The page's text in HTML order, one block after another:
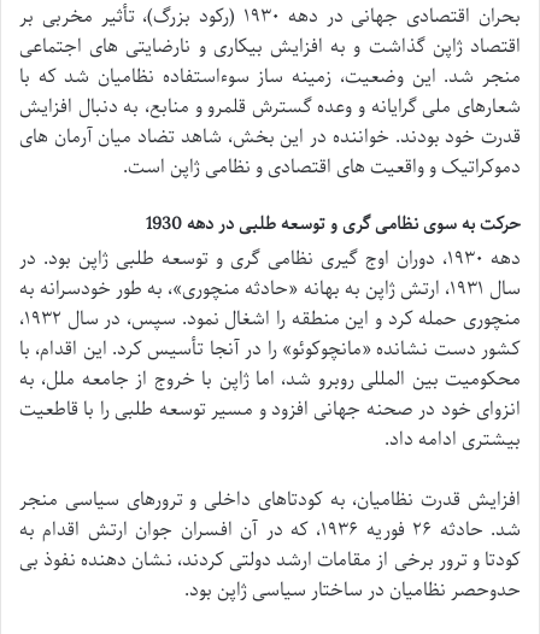
بحران اقتصادی جهانی در دهه ۱۹۳۰ (رکود بزرگ)، تأثیر مخربی بر
اقتصاد ژاپن گذاشت و به افزایش بیکاری و نارضایتی های اجتماعی
منجر شد. این وضعیت، زمینه ساز سوءاستفاده نظامیان شد که با
شعارهای ملی گرایانه و وعده گسترش قلمرو و منابع، به دنبال افزایش
قدرت خود بودند. خواننده در این بخش، شاهد تضاد میان آرمان های
دموکراتیک و واقعیت های اقتصادی و نظامی ژاپن است.
حرکت به سوی نظامی گری و توسعه طلبی در دهه 1930
دهه ۱۹۳۰، دوران اوج گیری نظامی گری و توسعه طلبی ژاپن بود. در
سال ۱۹۳۱، ارتش ژاپن به بهانه «حادثه منچوری»، به طور خودسرانه به
منچوری حمله کرد و این منطقه را اشغال نمود. سپس، در سال ۱۹۳۲،
کشور دست نشانده «مانچوکوئو» را در آنجا تأسیس کرد. این اقدام، با
محکومیت بین المللی روبرو شد، اما ژاپن با خروج از جامعه ملل، به
انزوای خود در صحنه جهانی افزود و مسیر توسعه طلبی را با قاطعیت
بیشتری ادامه داد.
افزایش قدرت نظامیان، به کودتاهای داخلی و ترورهای سیاسی منجر
شد. حادثه ۲۶ فوریه ۱۹۳۶، که در آن افسران جوان ارتش اقدام به
کودتا و ترور برخی از مقامات ارشد دولتی کردند، نشان دهنده نفوذ بی
حدوحصر نظامیان در ساختار سیاسی ژاپن بود.